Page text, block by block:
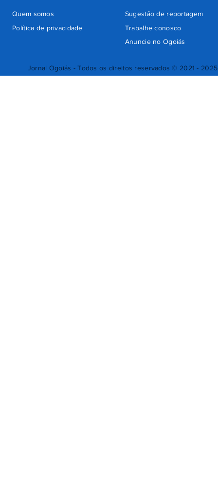
Jornal Ogoiás - Todos os direitos reservados © 2021 - 2025
Quem somos
Sugestão de reportagem
Trabalhe conosco
Política de privacidade
Anuncie no Ogoiás